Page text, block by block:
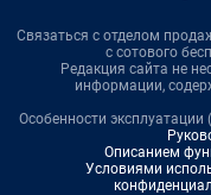
Связаться с отделом
с сотового
Редакция сайта не
информации,
Особенности
Описанием
Условиями